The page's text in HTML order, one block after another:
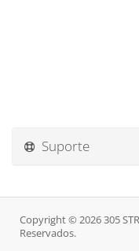
Suporte
Copyright © 2026 305
Reservados.